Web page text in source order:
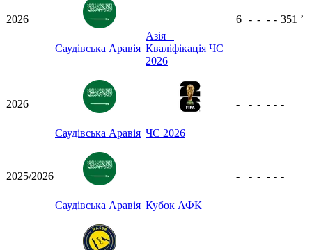
2026
Саудівська Аравія
Азія –
Кваліфікація ЧС
2026
6 - - - - 351 ʼ
2026
Саудівська Аравія ЧС 2026
- - - - - -
2025/2026
Саудівська Аравія Кубок АФК
- - - - - -